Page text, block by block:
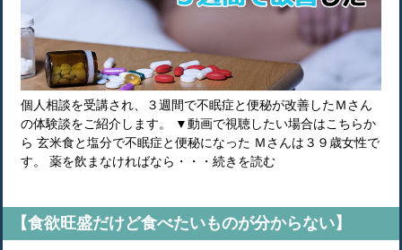
個人相談を受講され、３週間で不眠症と便秘が改善したＭさん
の体験談をご紹介します。 ▼動画で視聴したい場合はこちらか
ら 玄米食と塩分で不眠症と便秘になった Ｍさんは３９歳女性で
す。 薬を飲まなければなら・・・続きを読む
【食欲旺盛だけど食べたいものが分からない】